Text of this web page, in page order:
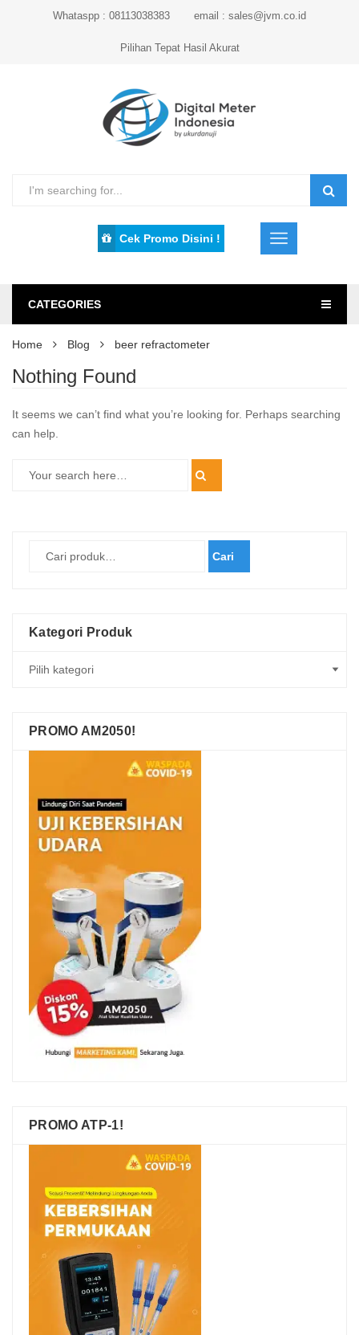
Whataspp : 08113038383 email : sales@jvm.co.id
Pilihan Tepat Hasil Akurat
Cek Promo Disini !
CATEGORIES
Home Blog beer refractometer
Nothing Found
It seems we can’t find what you’re looking for. Perhaps searching
can help.
Cari
Kategori Produk
PROMO AM2050!
PROMO ATP-1!